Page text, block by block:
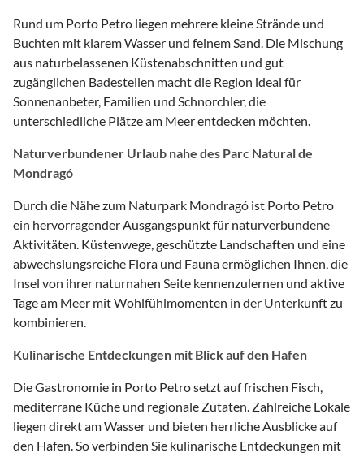
Rund um Porto Petro liegen mehrere kleine Strände und
Buchten mit klarem Wasser und feinem Sand. Die Mischung
aus naturbelassenen Küstenabschnitten und gut
zugänglichen Badestellen macht die Region ideal für
Sonnenanbeter, Familien und Schnorchler, die
unterschiedliche Plätze am Meer entdecken möchten.
Naturverbundener Urlaub nahe des Parc Natural de
Mondragó
Durch die Nähe zum Naturpark Mondragó ist Porto Petro
ein hervorragender Ausgangspunkt für naturverbundene
Aktivitäten. Küstenwege, geschützte Landschaften und eine
abwechslungsreiche Flora und Fauna ermöglichen Ihnen, die
Insel von ihrer naturnahen Seite kennenzulernen und aktive
Tage am Meer mit Wohlfühlmomenten in der Unterkunft zu
kombinieren.
Kulinarische Entdeckungen mit Blick auf den Hafen
Die Gastronomie in Porto Petro setzt auf frischen Fisch,
mediterrane Küche und regionale Zutaten. Zahlreiche Lokale
liegen direkt am Wasser und bieten herrliche Ausblicke auf
den Hafen. So verbinden Sie kulinarische Entdeckungen mit